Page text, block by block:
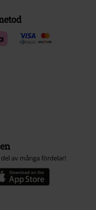
av många fördelar!